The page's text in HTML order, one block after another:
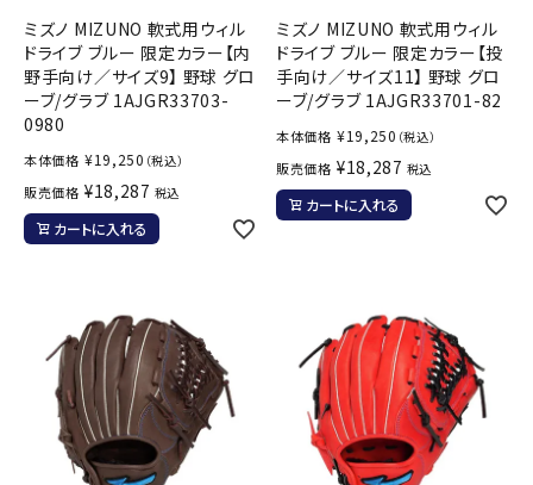
ミズノ MIZUNO 軟式用ウィル
ドライブ ブルー 限定カラー【内
野手向け／サイズ9】 野球 グロ
ーブ/グラブ 1AJGR33703-
0980
本体価格 ¥19,250 （税込）
販売価格 ¥18,287 税込
カートに入れる
ミズノ MIZUNO 軟式用ウィル
ドライブ ブルー 限定カラー【投
手向け／サイズ11】 野球 グロ
ーブ/グラブ 1AJGR33701-82
本体価格 ¥19,250 （税込）
販売価格 ¥18,287 税込
カートに入れる